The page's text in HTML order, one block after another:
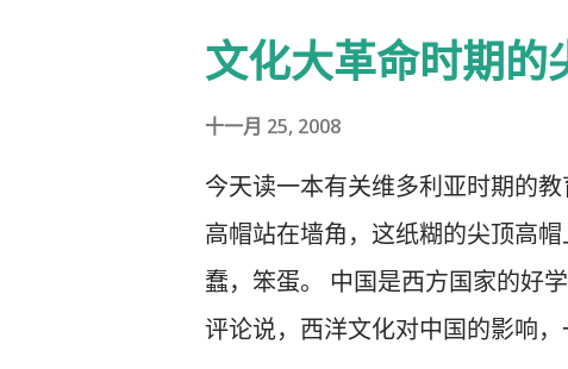
文化大革命时期的
十一月 25, 2008
今天读一本有关维多利亚时期的
高帽站在墙角，这纸糊的尖顶高
蠢，笨蛋。 中国是西方国家的好
评论说，西洋文化对中国的影响